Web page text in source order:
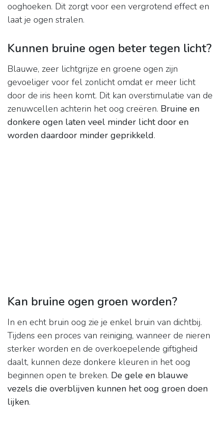
ooghoeken. Dit zorgt voor een vergrotend effect en
laat je ogen stralen.
Kunnen bruine ogen beter tegen licht?
Blauwe, zeer lichtgrijze en groene ogen zijn
gevoeliger voor fel zonlicht omdat er meer licht
door de iris heen komt. Dit kan overstimulatie van de
zenuwcellen achterin het oog creëren. Bruine en
donkere ogen laten veel minder licht door en
worden daardoor minder geprikkeld.
Kan bruine ogen groen worden?
In en echt bruin oog zie je enkel bruin van dichtbij.
Tijdens een proces van reiniging, wanneer de nieren
sterker worden en de overkoepelende giftigheid
daalt, kunnen deze donkere kleuren in het oog
beginnen open te breken. De gele en blauwe
vezels die overblijven kunnen het oog groen doen
lijken.